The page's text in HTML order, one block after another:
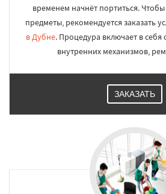
регионам
Зарайск
Ивантеевка Истра
Королев
Красногорск
Краснознаменск
временем начнёт портиться.
предметы, рекомендуется заказать
в Дубне. Процедура включает в себя
внутренних механизмов,
ЗАКАЗАТЬ
УЗНАТЬ ПОДРОБНЕЕ